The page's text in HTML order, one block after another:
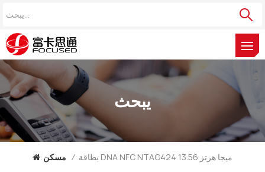
يبحث
مسكن / بطاقة DNA NFC NTAG424 13.56 ميجا هرتز